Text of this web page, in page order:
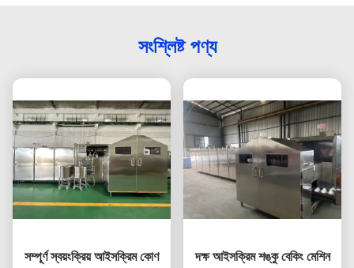
সংশ্লিষ্ট পণ্য
সম্পূর্ণ স্বয়ংক্রিয় আইসক্রিম কোণ
দক্ষ আইসক্রিম শঙ্কু বেকিং মেশিন